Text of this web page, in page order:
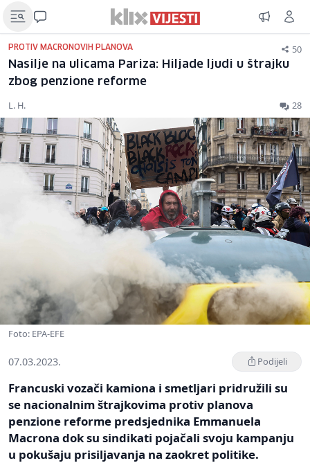
PROTIV MACRONOVIH PLANOVA 50
Nasilje na ulicama Pariza: Hiljade ljudi u štrajku
zbog penzione reforme
L. H. 28
Foto: EPA-EFE
07.03.2023. Podijeli
Francuski vozači kamiona i smetljari pridružili su
se nacionalnim štrajkovima protiv planova
penzione reforme predsjednika Emmanuela
Macrona dok su sindikati pojačali svoju kampanju
u pokušaju prisiljavanja na zaokret politike.